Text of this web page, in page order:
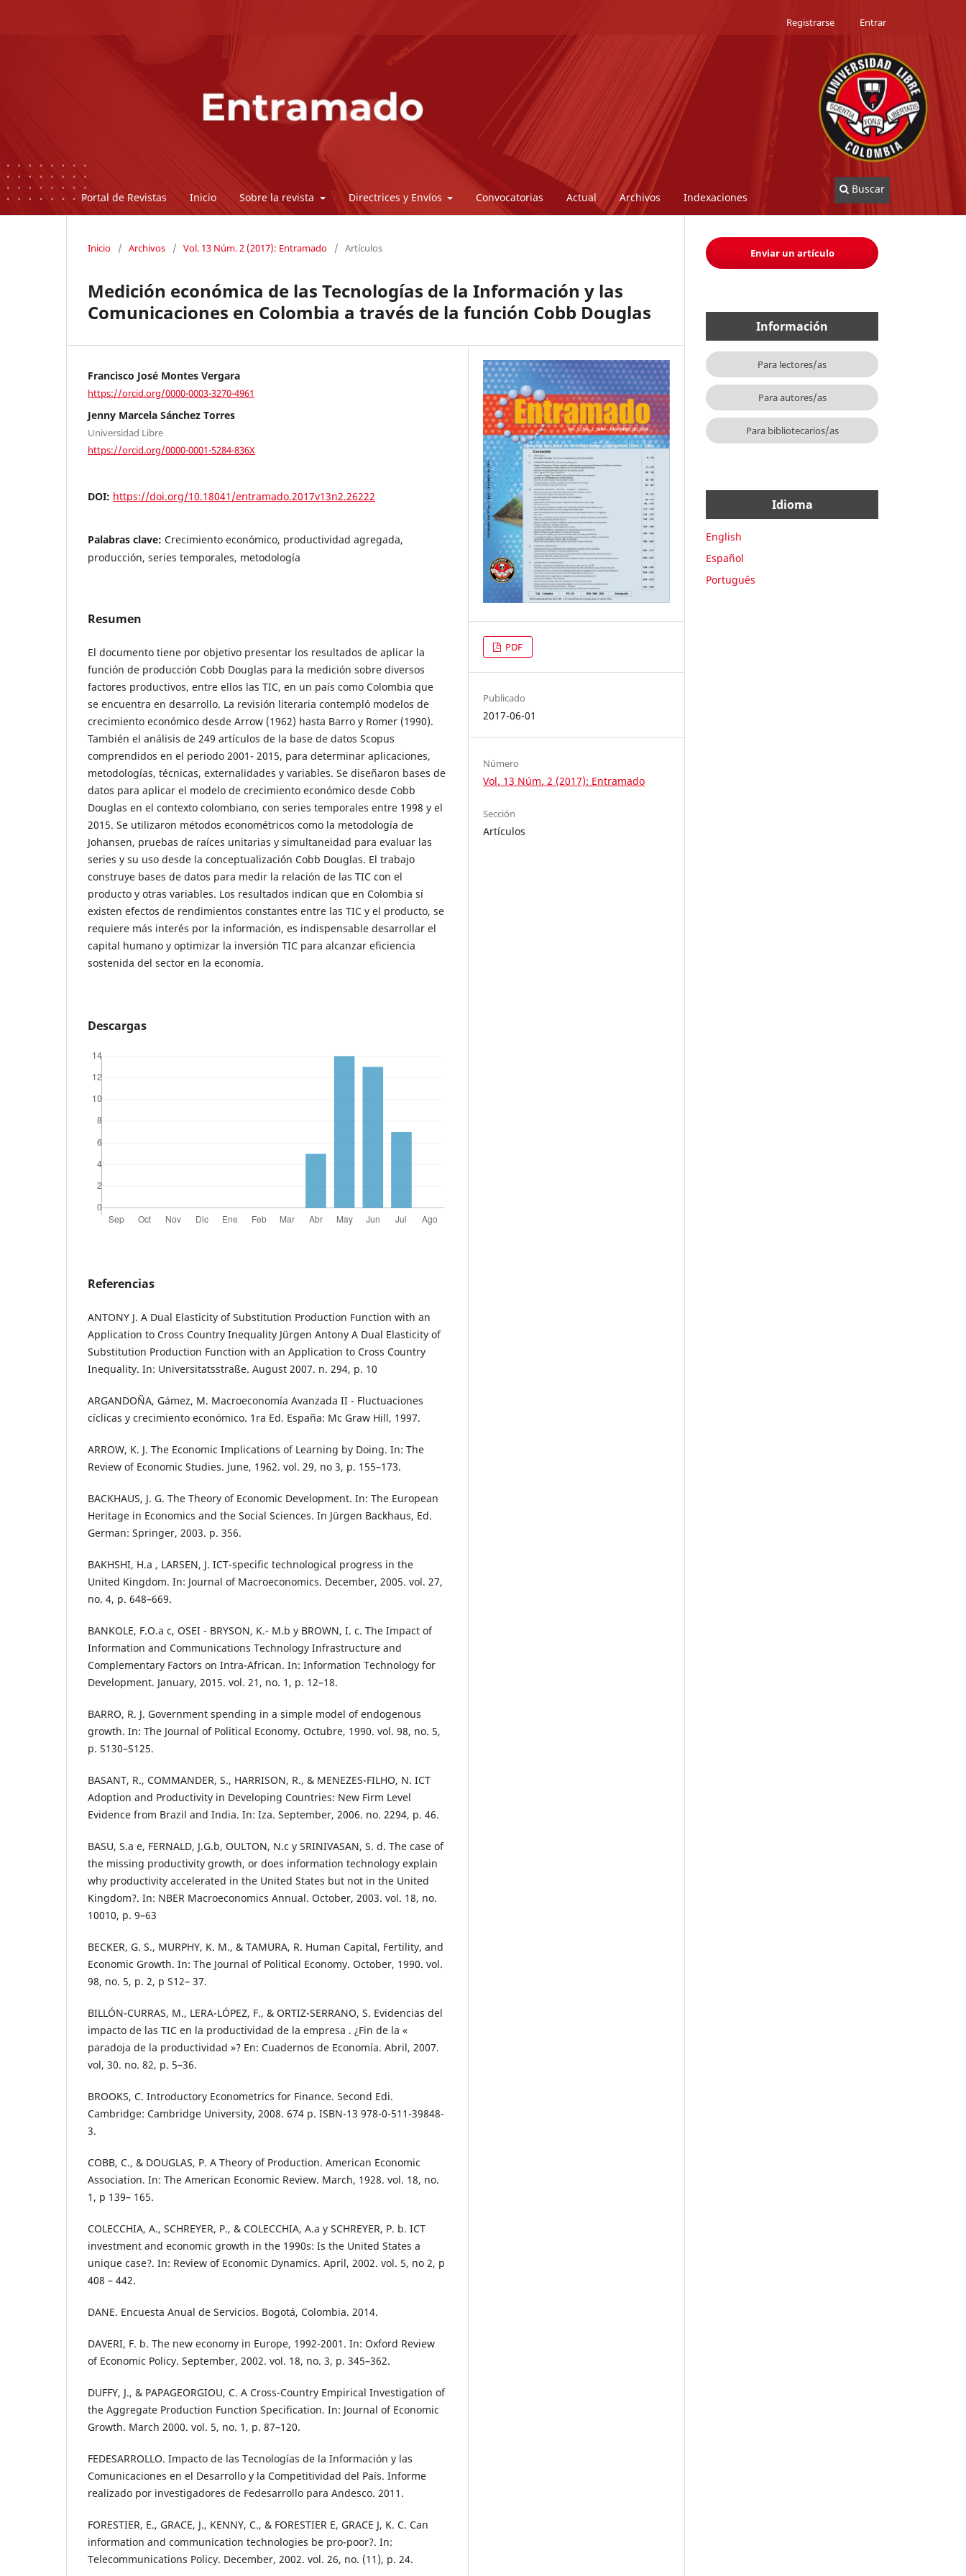
Portal de Revistas Inicio Sobre la revista Directrices y Envíos Convocatorias Actual Archivos Indexaciones
Buscar
Registrarse Entrar
Inicio / Archivos / Vol. 13 Núm. 2 (2017): Entramado / Artículos
Medición económica de las Tecnologías de la Información y las
Comunicaciones en Colombia a través de la función Cobb Douglas
Francisco José Montes Vergara
https://orcid.org/0000-0003-3270-4961
Jenny Marcela Sánchez Torres
Universidad Libre
https://orcid.org/0000-0001-5284-836X
DOI: https://doi.org/10.18041/entramado.2017v13n2.26222
Palabras clave: Crecimiento económico, productividad agregada,
producción, series temporales, metodología
Resumen
El documento tiene por objetivo presentar los resultados de aplicar la
función de producción Cobb Douglas para la medición sobre diversos
factores productivos, entre ellos las TIC, en un país como Colombia que
se encuentra en desarrollo. La revisión literaria contempló modelos de
crecimiento económico desde Arrow (1962) hasta Barro y Romer (1990).
También el análisis de 249 artículos de la base de datos Scopus
comprendidos en el periodo 2001- 2015, para determinar aplicaciones,
metodologías, técnicas, externalidades y variables. Se diseñaron bases de
datos para aplicar el modelo de crecimiento económico desde Cobb
Douglas en el contexto colombiano, con series temporales entre 1998 y el
2015. Se utilizaron métodos econométricos como la metodología de
Johansen, pruebas de raíces unitarias y simultaneidad para evaluar las
series y su uso desde la conceptualización Cobb Douglas. El trabajo
construye bases de datos para medir la relación de las TIC con el
producto y otras variables. Los resultados indican que en Colombia sí
existen efectos de rendimientos constantes entre las TIC y el producto, se
requiere más interés por la información, es indispensable desarrollar el
capital humano y optimizar la inversión TIC para alcanzar eficiencia
sostenida del sector en la economía.
Descargas
Referencias
ANTONY J. A Dual Elasticity of Substitution Production Function with an
Application to Cross Country Inequality Jürgen Antony A Dual Elasticity of
Substitution Production Function with an Application to Cross Country
Inequality. In: Universitatsstraße. August 2007. n. 294, p. 10
ARGANDOÑA, Gámez, M. Macroeconomía Avanzada II - Fluctuaciones
cíclicas y crecimiento económico. 1ra Ed. España: Mc Graw Hill, 1997.
ARROW, K. J. The Economic Implications of Learning by Doing. In: The
Review of Economic Studies. June, 1962. vol. 29, no 3, p. 155–173.
BACKHAUS, J. G. The Theory of Economic Development. In: The European
Heritage in Economics and the Social Sciences. In Jürgen Backhaus, Ed.
German: Springer, 2003. p. 356.
BAKHSHI, H.a , LARSEN, J. ICT-specific technological progress in the
United Kingdom. In: Journal of Macroeconomics. December, 2005. vol. 27,
no. 4, p. 648–669.
BANKOLE, F.O.a c, OSEI - BRYSON, K.- M.b y BROWN, I. c. The Impact of
Information and Communications Technology Infrastructure and
Complementary Factors on Intra-African. In: Information Technology for
Development. January, 2015. vol. 21, no. 1, p. 12–18.
BARRO, R. J. Government spending in a simple model of endogenous
growth. In: The Journal of Political Economy. Octubre, 1990. vol. 98, no. 5,
p. S130–S125.
BASANT, R., COMMANDER, S., HARRISON, R., & MENEZES-FILHO, N. ICT
Adoption and Productivity in Developing Countries: New Firm Level
Evidence from Brazil and India. In: Iza. September, 2006. no. 2294, p. 46.
BASU, S.a e, FERNALD, J.G.b, OULTON, N.c y SRINIVASAN, S. d. The case of
the missing productivity growth, or does information technology explain
why productivity accelerated in the United States but not in the United
Kingdom?. In: NBER Macroeconomics Annual. October, 2003. vol. 18, no.
10010, p. 9–63
BECKER, G. S., MURPHY, K. M., & TAMURA, R. Human Capital, Fertility, and
Economic Growth. In: The Journal of Political Economy. October, 1990. vol.
98, no. 5, p. 2, p S12– 37.
BILLÓN-CURRAS, M., LERA-LÓPEZ, F., & ORTIZ-SERRANO, S. Evidencias del
impacto de las TIC en la productividad de la empresa . ¿Fin de la «
paradoja de la productividad »? En: Cuadernos de Economía. Abril, 2007.
vol, 30. no. 82, p. 5–36.
BROOKS, C. Introductory Econometrics for Finance. Second Edi.
Cambridge: Cambridge University, 2008. 674 p. ISBN-13 978-0-511-39848-
3.
COBB, C., & DOUGLAS, P. A Theory of Production. American Economic
Association. In: The American Economic Review. March, 1928. vol. 18, no.
1, p 139– 165.
COLECCHIA, A., SCHREYER, P., & COLECCHIA, A.a y SCHREYER, P. b. ICT
investment and economic growth in the 1990s: Is the United States a
unique case?. In: Review of Economic Dynamics. April, 2002. vol. 5, no 2, p
408 – 442.
DANE. Encuesta Anual de Servicios. Bogotá, Colombia. 2014.
DAVERI, F. b. The new economy in Europe, 1992-2001. In: Oxford Review
of Economic Policy. September, 2002. vol. 18, no. 3, p. 345–362.
DUFFY, J., & PAPAGEORGIOU, C. A Cross-Country Empirical Investigation of
the Aggregate Production Function Specification. In: Journal of Economic
Growth. March 2000. vol. 5, no. 1, p. 87–120.
FEDESARROLLO. Impacto de las Tecnologías de la Información y las
Comunicaciones en el Desarrollo y la Competitividad del País. Informe
realizado por investigadores de Fedesarrollo para Andesco. 2011.
FORESTIER, E., GRACE, J., KENNY, C., & FORESTIER E, GRACE J, K. C. Can
information and communication technologies be pro-poor?. In:
Telecommunications Policy. December, 2002. vol. 26, no. (11), p. 24.
PDF
Publicado
2017-06-01
Número
Vol. 13 Núm. 2 (2017): Entramado
Sección
Artículos
Enviar un artículo
Información
Para lectores/as
Para autores/as
Para bibliotecarios/as
Idioma
English
Español
Português